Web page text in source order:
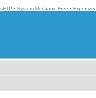
• System Mechanic Free • Exportizer